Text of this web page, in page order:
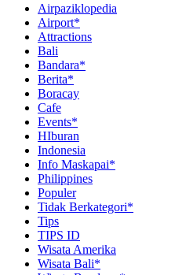
Airpaziklopedia
Airport*
Attractions
Bali
Bandara*
Berita*
Boracay
Cafe
Events*
HIburan
Indonesia
Info Maskapai*
Philippines
Populer
Tidak Berkategori*
Tips
TIPS ID
Wisata Amerika
Wisata Bali*